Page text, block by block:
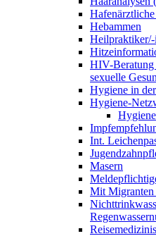
Hebammen
HIV-Beratung
sexuelle
Hygiene in
Hygiene-
Int.
Masern
Mit